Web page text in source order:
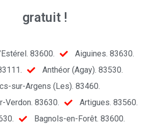
gratuit !
83600.
Aiguines. 83630.
Anthéor (Agay). 83530.
sur-Argens (Les). 83460.
Verdon. 83630.
Artigues. 83560.
Bagnols-en-Forêt. 83600.